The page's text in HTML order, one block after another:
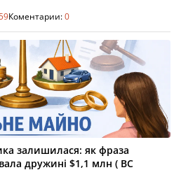
Коментарии:0
залишилася: як фраза
дружині $1,1 млн ( ВС